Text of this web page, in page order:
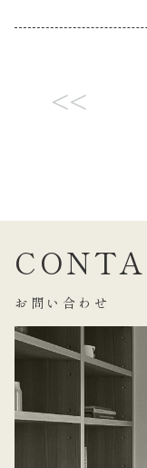
<<
お問い合わせ